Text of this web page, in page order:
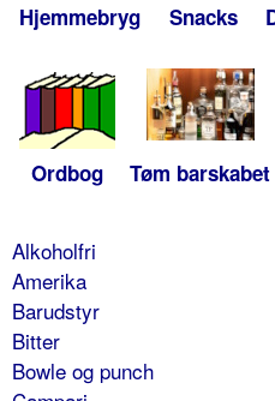
Hjemmebryg Snacks
Ordbog Tøm barskabet
Alkoholfri
Amerika
Barudstyr
Bitter
Bowle og punch